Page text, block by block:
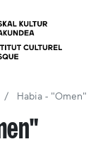
Habia - "Omen"